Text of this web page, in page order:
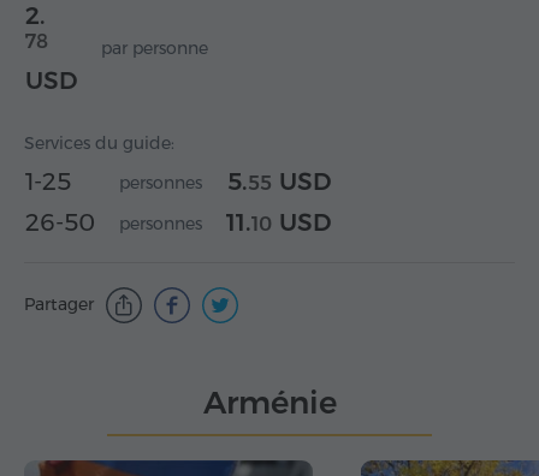
2.
78
USD
par personne
Services du guide:
1-25 personnes 5.55 USD
26-50
personnes 11.10 USD
Partager
Arménie